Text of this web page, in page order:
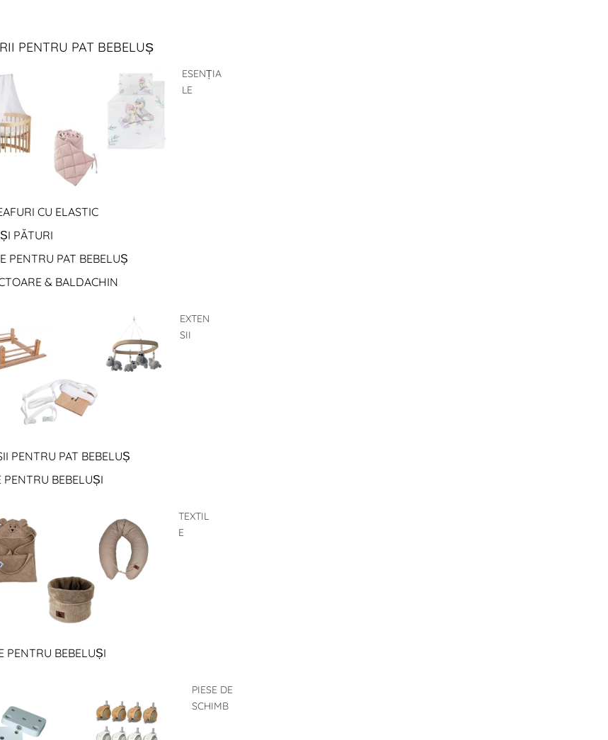
PENTRU PAT BEBELUȘ
ESENȚIA
LE
CU ELASTIC
PĂTURI
PENTRU PAT BEBELUȘ
& BALDACHIN
EXTEN
SII
PENTRU PAT BEBELUȘ
PENTRU BEBELUȘI
TEXTIL
E
PENTRU BEBELUȘI
PIESE DE
SCHIMB